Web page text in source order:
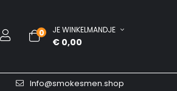
0 JE WINKELMANDJE
€ 0,00
Info@smokesmen.shop